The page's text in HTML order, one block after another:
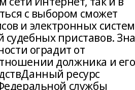
с выбором сможет
и электронных
приставов.
оградит от
должника и его
ресурс
службы